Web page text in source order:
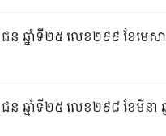
ជន ឆ្នាំទី២៥ លេខ២៩៩ ខែមេស
ជន ឆ្នាំទី២៥ លេខ២៩៨ ខែមីនា